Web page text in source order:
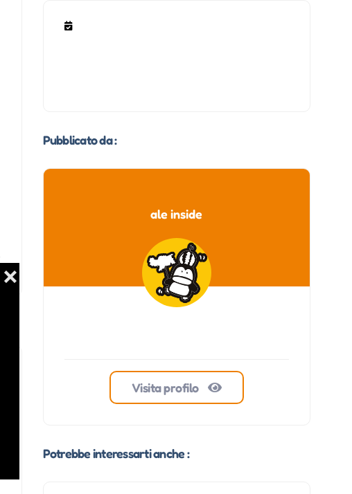
❌
Pubblicato da :
ale inside
Visita profilo
Potrebbe interessarti anche :